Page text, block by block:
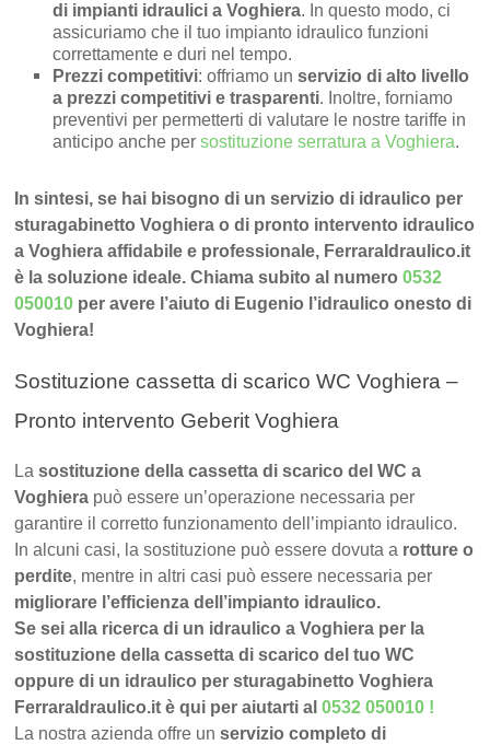
di impianti idraulici a Voghiera. In questo modo, ci
assicuriamo che il tuo impianto idraulico funzioni
correttamente e duri nel tempo.
Prezzi competitivi: offriamo unservizio di alto livello
a prezzi competitivi e trasparenti. Inoltre, forniamo
preventivi per permetterti di valutare le nostre tariffe in
anticipo anche persostituzione serratura a Voghiera.
In sintesi, se hai bisogno di un servizio di idraulico per
sturagabinetto Voghiera o di pronto intervento idraulico
a Voghiera affidabile e professionale, FerraraIdraulico.it
è la soluzione ideale. Chiama subito al numero0532
050010 per avere l’aiuto di Eugenio l’idraulico onesto di
Voghiera!
Sostituzione cassetta di scarico WC Voghiera –
Pronto intervento Geberit Voghiera
Lasostituzione della cassetta di scarico del WC a
Voghiera può essere un’operazione necessaria per
garantire il corretto funzionamento dell’impianto idraulico.
In alcuni casi, la sostituzione può essere dovuta a rotture o
perdite, mentre in altri casi può essere necessaria per
migliorare l’efficienza dell’impianto idraulico.
Se sei alla ricerca di un idraulico a Voghiera per la
sostituzione della cassetta di scarico del tuo WC
oppure di un idraulico per sturagabinetto Voghiera
FerraraIdraulico.it è qui per aiutarti al0532 050010 !
La nostra azienda offre unservizio completo di